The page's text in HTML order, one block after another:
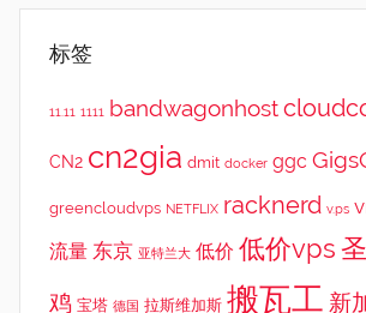
标签
11.11 1111 bandwagonhost
CN2 cn2gia dmit docker ggc
greencloudvps NETFLIX racknerd v.ps
流量 东京 亚特兰大 低价 低价vps
鸡 宝塔 德国 拉斯维加斯 搬瓦工 新